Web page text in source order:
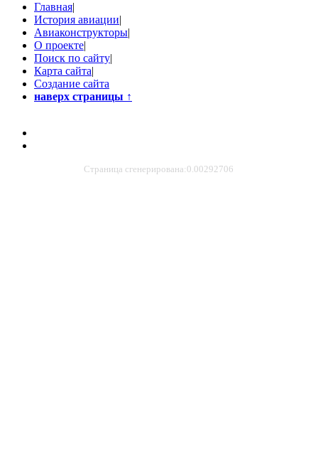
Главная|
История авиации|
Авиаконструкторы|
О проекте|
Поиск по сайту|
Карта сайта|
Создание сайта
наверх страницы ↑
Страница сгенерирована:0.00292706